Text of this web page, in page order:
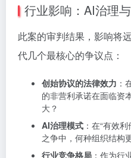
行业影响：AI治理
此案的审判结果，影响将
代几个最核心的争议点：
创始协议的法律效力 ：
的非营利承诺在面临资
大？
AI治理模式 ：在“有效
之争中，何种组织结构
行业竞争格局 ：作为行